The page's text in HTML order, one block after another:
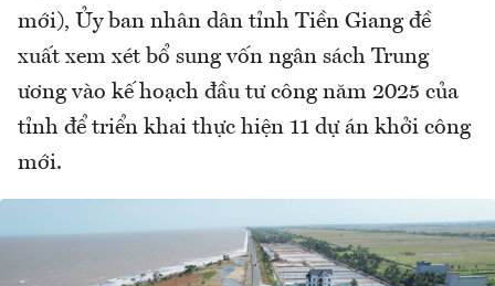
mới), Ủy ban nhân dân tỉnh Tiền Giang đề
xuất xem xét bổ sung vốn ngân sách Trung
ương vào kế hoạch đầu tư công năm 2025 của
tỉnh để triển khai thực hiện 11 dự án khởi công
mới.